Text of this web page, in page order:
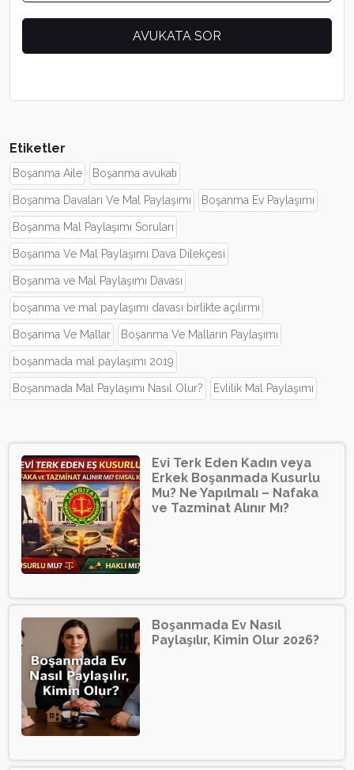
Etiketler
Boşanma Aile Boşanma avukatı
Boşanma Davaları Ve Mal Paylaşımı Boşanma Ev Paylaşımı
Boşanma Mal Paylaşımı Soruları
Boşanma Ve Mal Paylaşımı Dava Dilekçesi
Boşanma ve Mal Paylaşımı Davası
boşanma ve mal paylaşımı davası birlikte açılırmı
Boşanma Ve Mallar Boşanma Ve Malların Paylaşımı
boşanmada mal paylaşımı 2019
Boşanmada Mal Paylaşımı Nasıl Olur? Evlilik Mal Paylaşımı
Evi Terk Eden Kadın veya
Erkek Boşanmada Kusurlu
Mu? Ne Yapılmalı – Nafaka
ve Tazminat Alınır Mı?
Boşanmada Ev Nasıl
Paylaşılır, Kimin Olur 2026?